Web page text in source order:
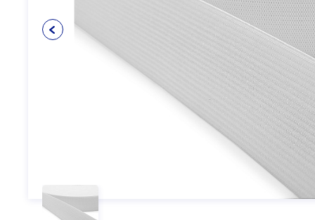
Косая бейка 3
Кружево
4
Прикладные материалы 4
Утеплители и наполнители